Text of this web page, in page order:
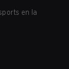
en la